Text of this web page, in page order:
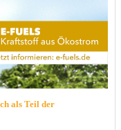
als Teil der